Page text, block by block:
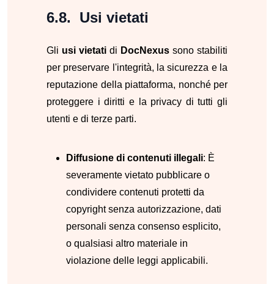
Usi vietati
Gli usi vietati di DocNexus sono stabiliti
per preservare l'integrità, la sicurezza e la
reputazione della piattaforma, nonché per
proteggere i diritti e la privacy di tutti gli
utenti e di terze parti.
Diffusione di contenuti illegali: È
severamente vietato pubblicare o
condividere contenuti protetti da
copyright senza autorizzazione, dati
personali senza consenso esplicito,
o qualsiasi altro materiale in
violazione delle leggi applicabili.